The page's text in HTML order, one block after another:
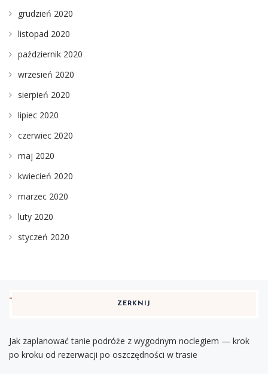
grudzień 2020
listopad 2020
październik 2020
wrzesień 2020
sierpień 2020
lipiec 2020
czerwiec 2020
maj 2020
kwiecień 2020
marzec 2020
luty 2020
styczeń 2020
ZERKNIJ
Jak zaplanować tanie podróże z wygodnym noclegiem — krok
po kroku od rezerwacji po oszczędności w trasie